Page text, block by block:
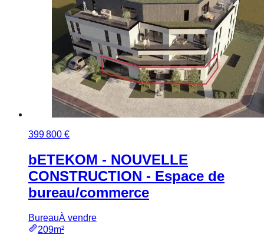
399 800 €
bETEKOM - NOUVELLE
CONSTRUCTION - Espace de
bureau/commerce
BureauÀ vendre
209m²